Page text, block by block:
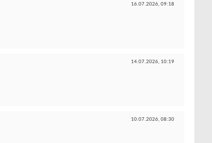
16.07.2026, 09:18
14.07.2026, 10:19
10.07.2026, 08:30